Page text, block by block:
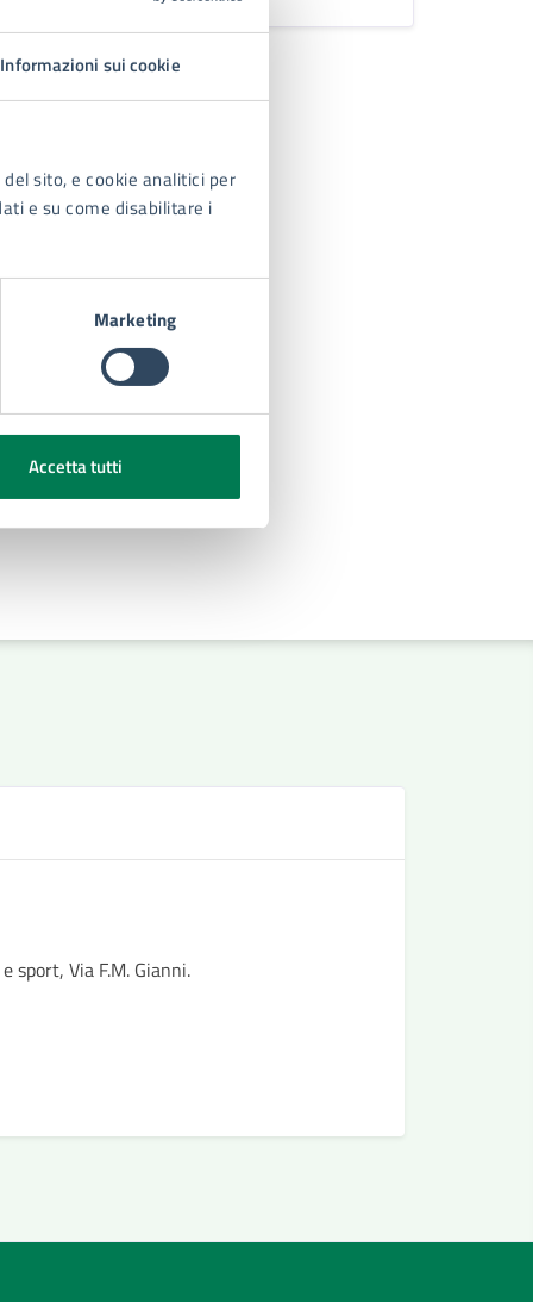
Informazioni sui cookie
sito, e cookie analitici per
e su come disabilitare i
Marketing
Accetta tutti
sport, Via F.M. Gianni.